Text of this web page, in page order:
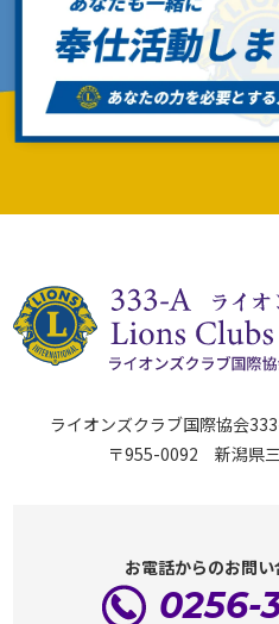
ライオンズクラブ国際協会
〒955-0092 新潟県
お電話からのお問い
0256-